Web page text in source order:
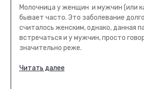
Молочница у женщин и мужчин (или
бывает часто. Это заболевание
считалось женским, однако, данная
встречаться и у мужчин, просто
значительно реже.
Читать далее